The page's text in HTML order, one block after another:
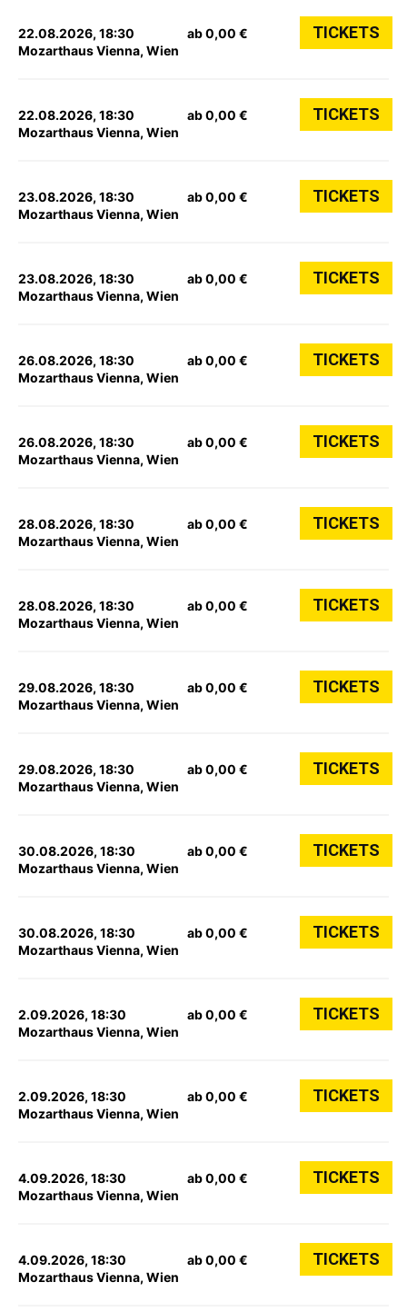
22.08.2026, 18:30
Mozarthaus Vienna, Wien
ab 0,00 € TICKETS
22.08.2026, 18:30
Mozarthaus Vienna, Wien
ab 0,00 € TICKETS
23.08.2026, 18:30
Mozarthaus Vienna, Wien
ab 0,00 € TICKETS
23.08.2026, 18:30
Mozarthaus Vienna, Wien
ab 0,00 € TICKETS
26.08.2026, 18:30
Mozarthaus Vienna, Wien
ab 0,00 € TICKETS
26.08.2026, 18:30
Mozarthaus Vienna, Wien
ab 0,00 € TICKETS
28.08.2026, 18:30
Mozarthaus Vienna, Wien
ab 0,00 € TICKETS
28.08.2026, 18:30
Mozarthaus Vienna, Wien
ab 0,00 € TICKETS
29.08.2026, 18:30
Mozarthaus Vienna, Wien
ab 0,00 € TICKETS
29.08.2026, 18:30
Mozarthaus Vienna, Wien
ab 0,00 € TICKETS
30.08.2026, 18:30
Mozarthaus Vienna, Wien
ab 0,00 € TICKETS
30.08.2026, 18:30
Mozarthaus Vienna, Wien
ab 0,00 € TICKETS
2.09.2026, 18:30
Mozarthaus Vienna, Wien
ab 0,00 € TICKETS
2.09.2026, 18:30
Mozarthaus Vienna, Wien
ab 0,00 € TICKETS
4.09.2026, 18:30
Mozarthaus Vienna, Wien
ab 0,00 € TICKETS
4.09.2026, 18:30
Mozarthaus Vienna, Wien
ab 0,00 € TICKETS